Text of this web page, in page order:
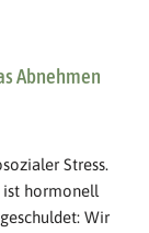
Abnehmen
Stress.
ist hormonell
Wir